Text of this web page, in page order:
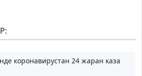
коронавирустан 24 жаран каза